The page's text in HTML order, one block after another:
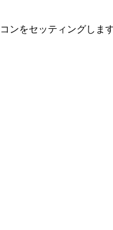
ンをセッティングしま